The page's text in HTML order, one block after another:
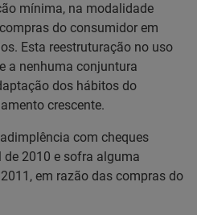
mínima, na modalidade
do consumidor em
Esta reestruturação no uso
a nenhuma conjuntura
dos hábitos do
crescente.
com cheques
2010 e sofra alguma
em razão das compras do